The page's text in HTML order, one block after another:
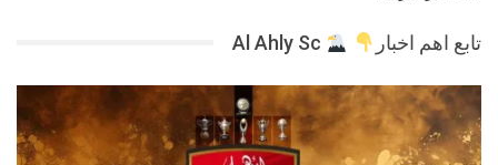
تابع اهم اخبار